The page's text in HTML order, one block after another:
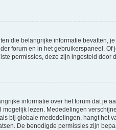
die belangrijke informatie bevatten,
forum en in het gebruikerspaneel.
permissies, deze zijn ingesteld door
informatie over het forum dat je
mogelijk lezen. Mededelingen
bij globale mededelingen, hangt het
De benodigde permissies zijn